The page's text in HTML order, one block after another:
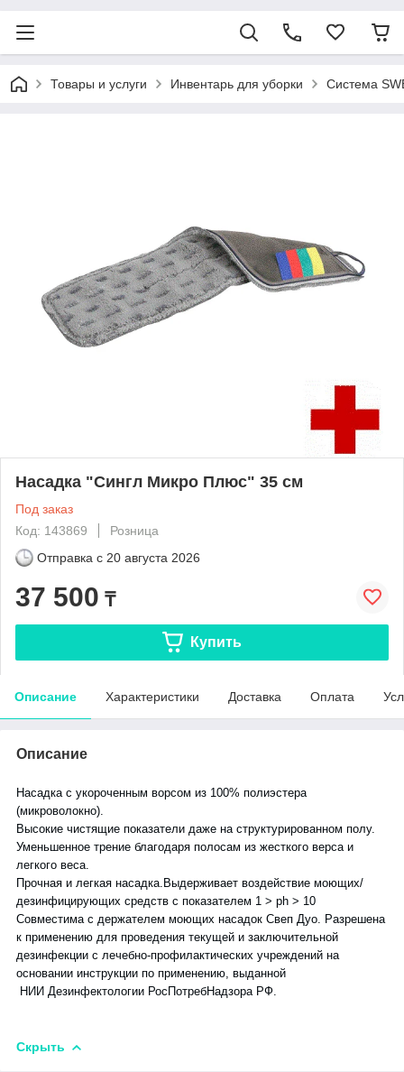
Товары и услуги Инвентарь для уборки Система
Насадка "Сингл Микро Плюс" 35 см
Под заказ
Код: 143869
Розница
Отправка с 20 августа 2026
37 500 ₸
Купить
Описание Характеристики Доставка Оплата
Описание
Насадка с укороченным ворсом из 100% полиэстера
(микроволокно).
Высокие чистящие показатели даже на структурированном полу.
Уменьшенное трение благодаря полосам из жесткого верса и
легкого веса.
Прочная и легкая насадка.Выдерживает воздействие моющих/
дезинфицирующих средств с показателем 1 > ph > 10
Совместима с держателем моющих насадок Свеп Дуо. Разрешена
к применению для проведения текущей и заключительной
дезинфекции с лечебно-профилактических учреждений на
основании инструкции по применению, выданной
НИИ Дезинфектологии РосПотребНадзора РФ.
Скрыть